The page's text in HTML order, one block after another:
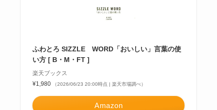
ふわとろ SIZZLE WORD「おいしい」言葉の使
い方 [ B・M・FT ]
楽天ブックス
¥1,980
（2026/06/23 20:00時点 | 楽天市場調べ）
Amazon